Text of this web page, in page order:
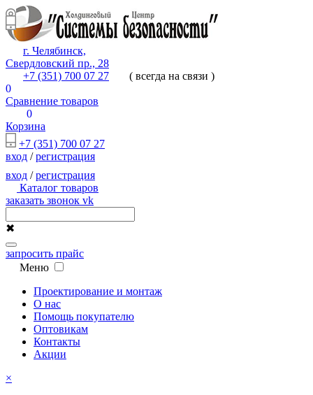
г. Челябинск,
Свердловский пр., 28
+7 (351) 700 07 27
( всегда на связи )
0
Сравнение товаров
0
Корзина
+7 (351) 700 07 27
вход /регистрация
вход /регистрация
Каталог товаров
заказать звонок vk
✖
запросить прайс
Меню
Проектирование и монтаж
О нас
Помощь покупателю
Оптовикам
Контакты
Акции
×